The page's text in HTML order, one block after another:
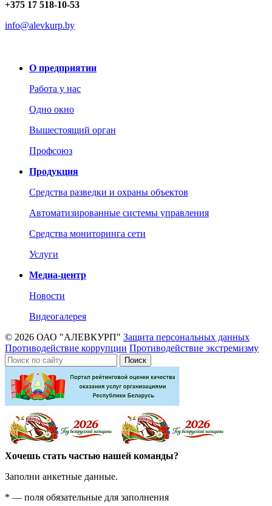
+375 17 518-10-53
info@alevkurp.by
О предприятии
Работа у нас
Одно окно
Вышестоящий орган
Профсоюз
Продукция
Средства разведки и охраны объектов
Автоматизированные системы управления
Средства мониторинга сети
Услуги
Медиа-центр
Новости
Видеогалерея
© 2026 ОАО "АЛЕВКУРП" Защита персональных данных
Противодействие коррупции Противодействие экстремизму
Поиск
Хочешь стать частью нашей команды?
Заполни анкетные данные.
* — поля обязательные для заполнения